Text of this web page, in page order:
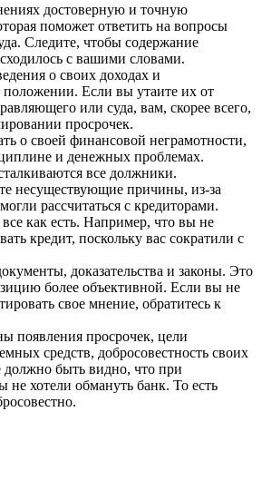
достоверную и точную
поможет ответить на вопросы
Следите, чтобы содержание
с вашими словами.
о своих доходах и
Если вы утаите их от
или суда, вам, скорее всего,
просрочек.
о своей финансовой неграмотности,
и денежных проблемах.
все должники.
несуществующие причины, из-за
рассчитаться с кредиторами.
как есть. Например, что вы не
кредит, поскольку вас сократили с
доказательства и законы. Это
более объективной. Если вы не
свое мнение, обратитесь к
появления просрочек, цели
средств, добросовестность своих
должно быть видно, что при
не хотели обмануть банк. То есть